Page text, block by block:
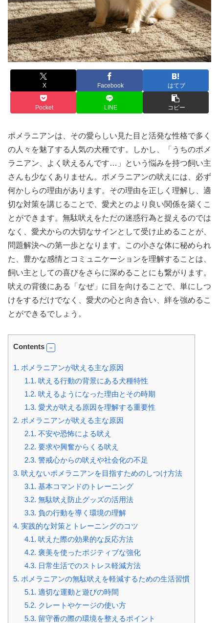
X Facebook はてブ
Pocket LINE コピー
ポメラニアンは、その愛らしい見た目と活発な性格で多く
の人々を魅了する人気の犬種です。しかし、「うちのポメ
ラニアン、よく吠えるんです…」という悩みを持つ飼い主
さんも少なくありません。ポメラニアンの吠えには、必ず
何かしらの理由があります。その理由を正しく理解し、適
切な対策を講じることで、愛犬とのより良い関係を築くこ
とができます。無駄吠えをただの迷惑行為と捉えるのでは
なく、愛犬からの大切なサインとして受け止めることが、
問題解決への第一歩となります。この小さな体に秘められ
た、豊かな感情とコミュニケーションを理解することは、
飼い主としての喜びをさらに深めることにも繋がります。
吠えの背後にある「なぜ」に目を向けることで、単にしつ
けをするだけでなく、愛犬の心と向き合い、絆を強めるこ
とができるでしょう。
Contents
1. ポメラニアンが吠える主な原因
1.1. 吠える行動の背景にある犬種特性
1.2. 吠えるようになった理由とその時期
1.3. 愛犬が吠える原因を理解する重要性
2. ポメラニアンが吠える主な原因
2.1. 不安や恐怖による吠え
2.2. 要求や興奮からくる吠え
2.3. 警戒心からの吠えや社会化の不足
3. 吠えないポメラニアンを目指すためのしつけ方法
3.1. 基本コマンドのトレーニング
3.2. 無駄吠え防止グッズの活用法
3.3. 負の行動を導く環境の理解
4. 実践的な対策とトレーニングのコツ
4.1. 吠えた際の効果的な反応方法
4.2. 褒美を使ったポジティブな強化
4.3. 日常生活でのストレス軽減方法
5. ポメラニアンの無駄吠えを軽減するための生活習慣
5.1. 適切な運動と遊びの時間
5.2. クレートやケージの使い方
5.3. 留守番の際の環境を整えるポイント